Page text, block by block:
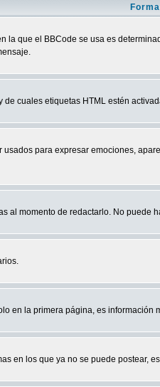
la que el BBCode se usa es
cuales etiquetas HTML estén
para expresar emociones,
al momento de redactarlo. No
en la primera página, es información
en los que ya no se puede postear,